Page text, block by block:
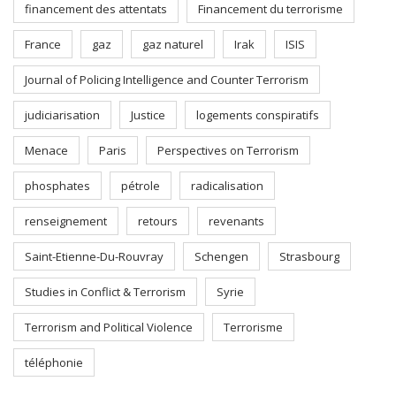
financement des attentats Financement du terrorisme
France gaz gaz naturel Irak ISIS
Journal of Policing Intelligence and Counter Terrorism
judiciarisation Justice logements conspiratifs
Menace Paris Perspectives on Terrorism
phosphates pétrole radicalisation
renseignement retours revenants
Saint-Etienne-Du-Rouvray Schengen Strasbourg
Studies in Conflict & Terrorism Syrie
Terrorism and Political Violence Terrorisme
téléphonie